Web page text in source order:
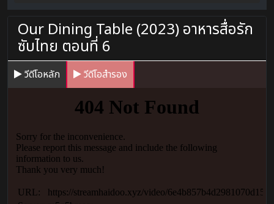
Our Dining Table (2023) อาหารสื่อรัก
ซับไทย ตอนที่ 6
วีดีโอหลัก วีดีโอสำรอง